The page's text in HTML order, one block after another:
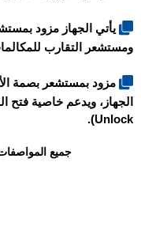
يأتي الجهاز مزود
ومستشعر التقارب
مزود بمستشعر بصمة
Unlock).
جميع